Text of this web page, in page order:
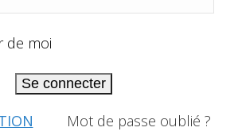
de moi
Se connecter
Mot de passe oublié ?